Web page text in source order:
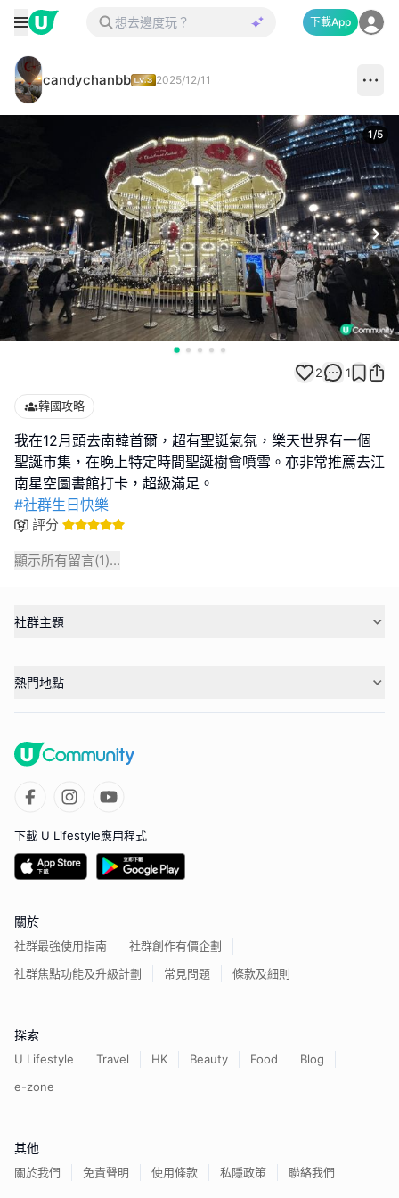
下載App
candychanbb 2025/12/11
1/5
2 1
韓國攻略
我在12月頭去南韓首爾，超有聖誕氣氛，樂天世界有一個
聖誕市集，在晚上特定時間聖誕樹會噴雪。亦非常推薦去江
#社群生日快樂
評分
顯示所有留言(1)...
社群主題
熱門地點
下載 U Lifestyle應用程式
關於
社群最強使用指南
社群創作有價企劃
社群焦點功能及升級計劃
常見問題 條款及細則
探索
U Lifestyle Travel HK Beauty Food
Blog
e-zone
其他
關於我們 免責聲明 使用條款 私隱政策 聯絡我們